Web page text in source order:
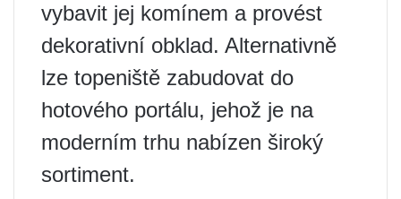
vybavit jej komínem a provést
dekorativní obklad. Alternativně
lze topeniště zabudovat do
hotového portálu, jehož je na
moderním trhu nabízen široký
sortiment.